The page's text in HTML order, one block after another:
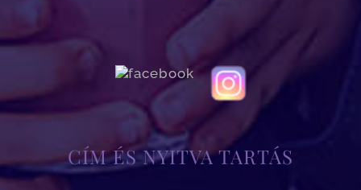
CÍM ÉS NYITVA TARTÁS